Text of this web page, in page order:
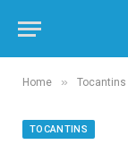
Home » Tocantins
TOCANTINS